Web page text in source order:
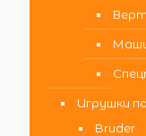
Игрушки
Bruder